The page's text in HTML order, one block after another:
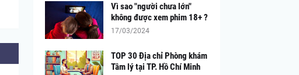
Vì sao "người chưa lớn"
không được xem phim 18+ ?
17/03/2024
TOP 30 Địa chỉ Phòng khám
Tâm lý tại TP. Hồ Chí Minh